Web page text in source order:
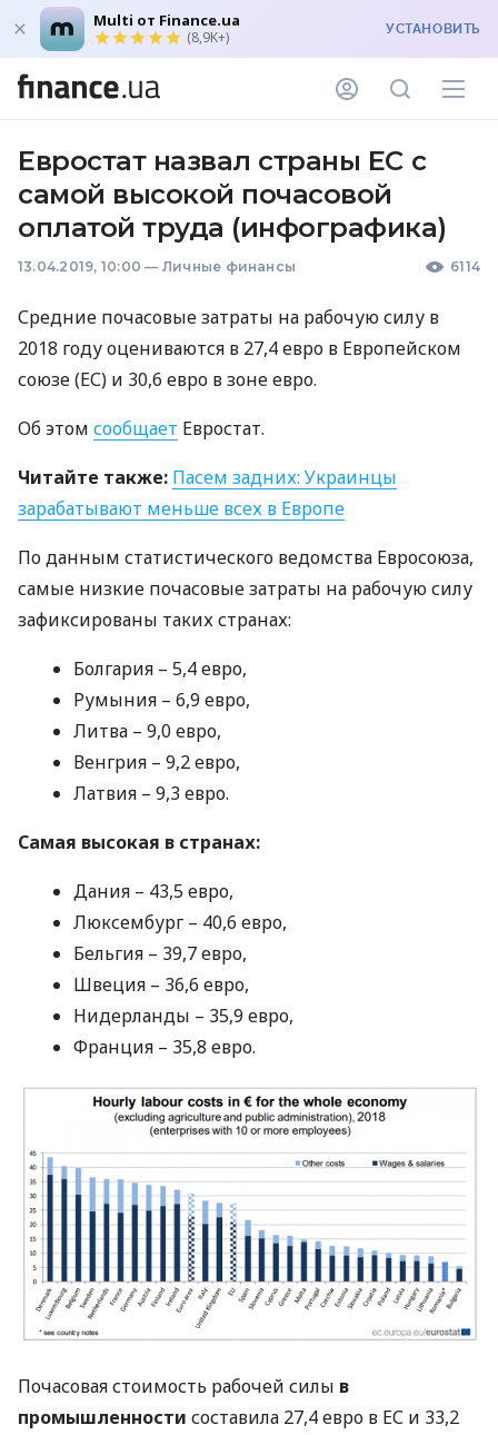
Multi от Finance.ua
(8,9K+) УСТАНОВИТЬ
Евростат назвал страны ЕС с
самой высокой почасовой
оплатой труда (инфографика)
13.04.2019, 10:00 — Личные финансы 6114
Средние почасовые затраты на рабочую силу в
2018 году оцениваются в 27,4 евро в Европейском
союзе (ЕС) и 30,6 евро в зоне евро.
Об этом сообщает Евростат.
Читайте также: Пасем задних: Украинцы
зарабатывают меньше всех в Европе
По данным статистического ведомства Евросоюза,
самые низкие почасовые затраты на рабочую силу
зафиксированы таких странах:
Болгария – 5,4 евро,
Румыния – 6,9 евро,
Литва – 9,0 евро,
Венгрия – 9,2 евро,
Латвия – 9,3 евро.
Самая высокая в странах:
Дания – 43,5 евро,
Люксембург – 40,6 евро,
Бельгия – 39,7 евро,
Швеция – 36,6 евро,
Нидерланды – 35,9 евро,
Франция – 35,8 евро.
Почасовая стоимость рабочей силы в
промышленности составила 27,4 евро в ЕС и 33,2